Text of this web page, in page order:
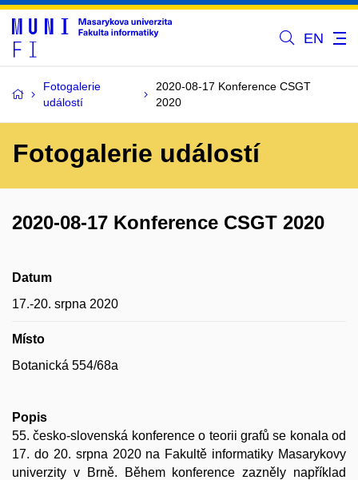
EN
Fotogalerie
událostí
2020-08-17 Konference CSGT
2020
Fotogalerie událostí
2020-08-17 Konference CSGT 2020
Datum
17.-20. srpna 2020
Místo
Botanická 554/68a
Popis
55. česko-slovenská konference o teorii grafů se konala od
17. do 20. srpna 2020 na Fakultě informatiky Masarykovy
univerzity v Brně. Během konference zazněly například